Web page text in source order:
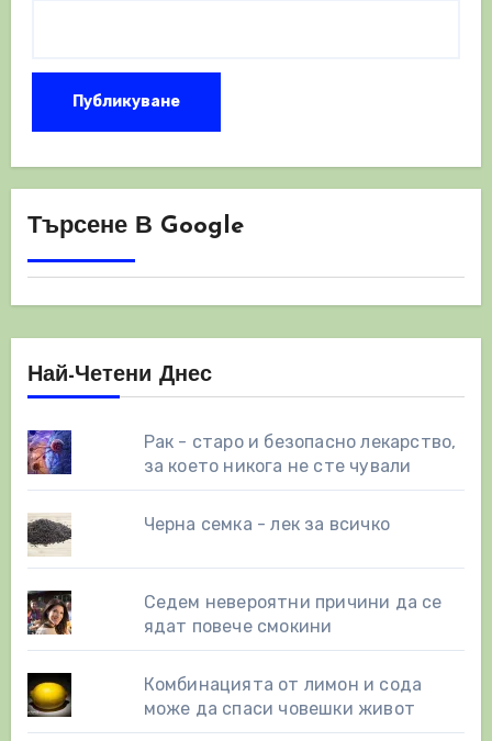
Търсене В Google
Най-Четени Днес
Рак - старо и безопасно лекарство,
за което никога не сте чували
Черна семка - лек за всичко
Седем невероятни причини да се
ядат повече смокини
Комбинацията от лимон и сода
може да спаси човешки живот